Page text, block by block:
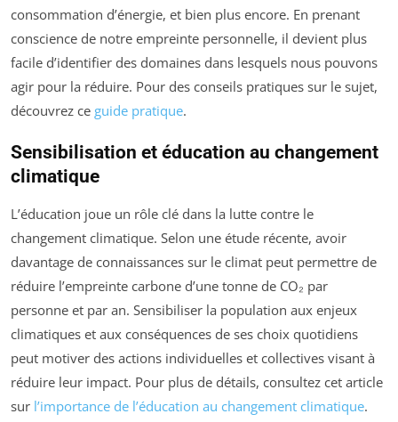
consommation d’énergie, et bien plus encore. En prenant
conscience de notre empreinte personnelle, il devient plus
facile d’identifier des domaines dans lesquels nous pouvons
agir pour la réduire. Pour des conseils pratiques sur le sujet,
découvrez ce guide pratique.
Sensibilisation et éducation au changement
climatique
L’éducation joue un rôle clé dans la lutte contre le
changement climatique. Selon une étude récente, avoir
davantage de connaissances sur le climat peut permettre de
réduire l’empreinte carbone d’une tonne de CO₂ par
personne et par an. Sensibiliser la population aux enjeux
climatiques et aux conséquences de ses choix quotidiens
peut motiver des actions individuelles et collectives visant à
réduire leur impact. Pour plus de détails, consultez cet article
sur l’importance de l’éducation au changement climatique.